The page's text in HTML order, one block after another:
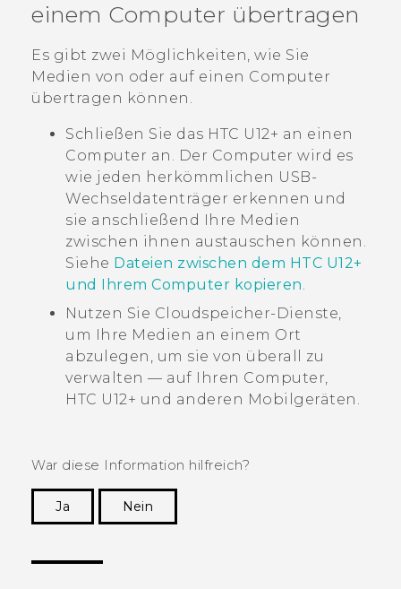
UNTERSTÜTZUNG
HTC-Geräte und Zubehör
Anmelden
einem Computer übertragen
Es gibt zwei Möglichkeiten, wie Sie
Medien von oder auf einen Computer
übertragen können.
Schließen Sie das HTC U12+‍ an einen
Computer an. Der Computer wird es
wie jeden herkömmlichen USB-
Wechseldatenträger erkennen und
sie anschließend Ihre Medien
zwischen ihnen austauschen können.
Siehe Dateien zwischen dem HTC U12+‍
und Ihrem Computer kopieren.
Nutzen Sie Cloudspeicher-Dienste,
um Ihre Medien an einem Ort
abzulegen, um sie von überall zu
verwalten — auf Ihren Computer,
HTC U12+‍ und anderen Mobilgeräten.
War diese Information hilfreich?
Ja
Nein